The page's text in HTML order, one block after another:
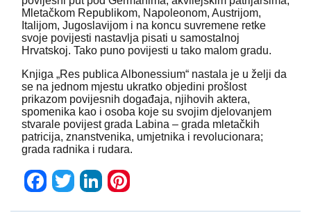
Mletačkom Republikom, Napoleonom, Austrijom,
Italijom, Jugoslavijom i na koncu suvremene retke
svoje povijesti nastavlja pisati u samostalnoj
Hrvatskoj. Tako puno povijesti u tako malom gradu.
Knjiga „Res publica Albonessium“ nastala je u želji da
se na jednom mjestu ukratko objedini prošlost
prikazom povijesnih događaja, njihovih aktera,
spomenika kao i osoba koje su svojim djelovanjem
stvarale povijest grada Labina – grada mletačkih
patricija, znanstvenika, umjetnika i revolucionara;
grada radnika i rudara.